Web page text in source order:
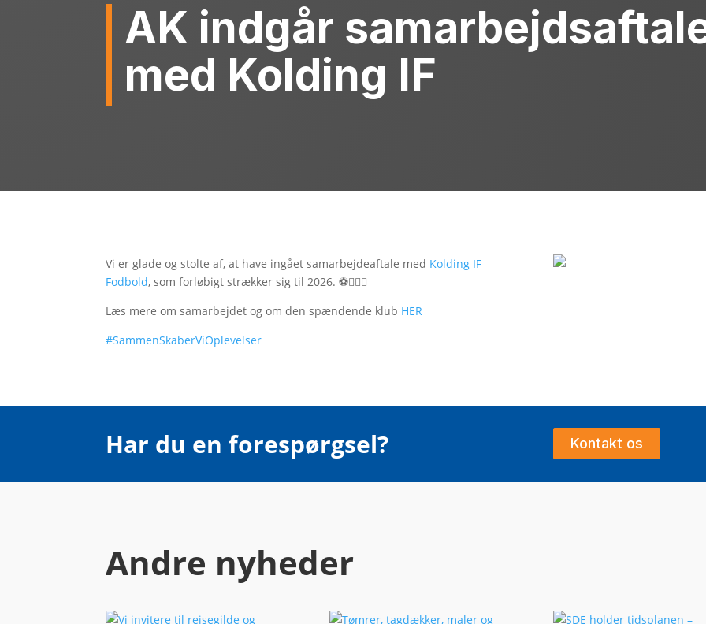
AK indgår
med Kolding IF
Vi er glade og stolte af, at have ingået samarbejdeaftale med Kolding IF
Fodbold, som forløbigt strækker sig til 2026. ⚽🏃🏼‍♂️
Læs mere om samarbejdet og om den spændende klub HER
#SammenSkaberViOplevelser
Har du en forespørgsel? Kontakt os
Andre nyheder